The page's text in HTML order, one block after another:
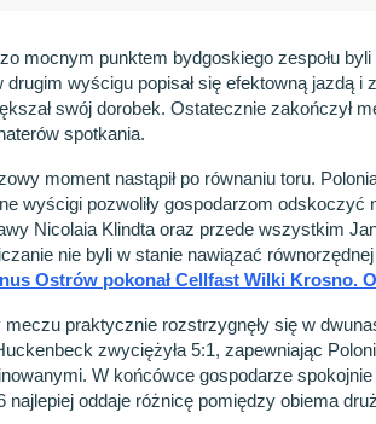
mocnym punktem bydgoskiego zespołu byli
drugim wyścigu popisał się efektowną jazdą i
swój dorobek. Ostatecznie zakończył
spotkania.
moment nastąpił po równaniu toru.
wyścigi pozwoliły gospodarzom
Nicolaia Klindta oraz przede wszystkim
nie byli w stanie nawiązać
Ostrów pokonał Cellfast Wilki Krosno.
meczu praktycznie rozstrzygnęły się w
zwyciężyła 5:1, zapewniając
W końcówce gospodarze
najlepiej oddaje różnicę pomiędzy obiema